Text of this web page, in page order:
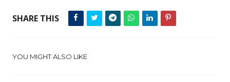
SHARE THIS
YOU MIGHT ALSO LIKE